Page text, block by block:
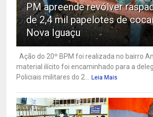
PM apreende revólver
de 2,4 mil papelotes de
Nova Iguaçu
Ação do 20º BPM foi realizada no bairro
material ilícito foi encaminhado para a
Policiais militares do 2...
Leia Mais